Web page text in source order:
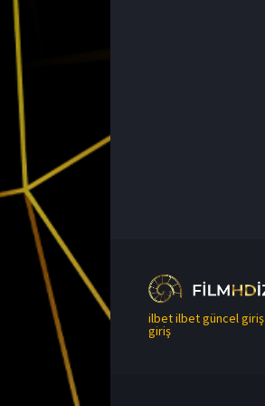
ilbetilbet güncel giriş
giriş